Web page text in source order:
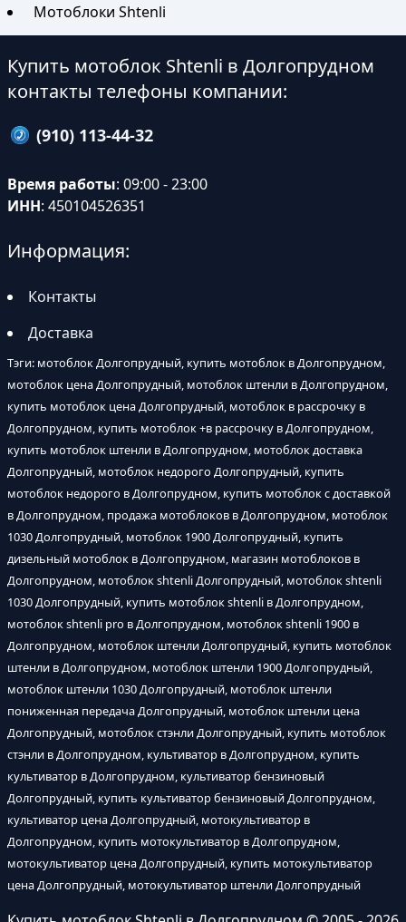
Мотоблоки Shtenli
Купить мотоблок Shtenli в Долгопрудном
контакты телефоны компании:
(910) 113-44-32
Время работы: 09:00 - 23:00
ИНН: 450104526351
Информация:
Контакты
Доставка
Тэги: мотоблок Долгопрудный, купить мотоблок в Долгопрудном,
мотоблок цена Долгопрудный, мотоблок штенли в Долгопрудном,
купить мотоблок цена Долгопрудный, мотоблок в рассрочку в
Долгопрудном, купить мотоблок +в рассрочку в Долгопрудном,
купить мотоблок штенли в Долгопрудном, мотоблок доставка
Долгопрудный, мотоблок недорого Долгопрудный, купить
мотоблок недорого в Долгопрудном, купить мотоблок с доставкой
в Долгопрудном, продажа мотоблоков в Долгопрудном, мотоблок
1030 Долгопрудный, мотоблок 1900 Долгопрудный, купить
дизельный мотоблок в Долгопрудном, магазин мотоблоков в
Долгопрудном, мотоблок shtenli Долгопрудный, мотоблок shtenli
1030 Долгопрудный, купить мотоблок shtenli в Долгопрудном,
мотоблок shtenli pro в Долгопрудном, мотоблок shtenli 1900 в
Долгопрудном, мотоблок штенли Долгопрудный, купить мотоблок
штенли в Долгопрудном, мотоблок штенли 1900 Долгопрудный,
мотоблок штенли 1030 Долгопрудный, мотоблок штенли
пониженная передача Долгопрудный, мотоблок штенли цена
Долгопрудный, мотоблок стэнли Долгопрудный, купить мотоблок
стэнли в Долгопрудном, культиватор в Долгопрудном, купить
культиватор в Долгопрудном, культиватор бензиновый
Долгопрудный, купить культиватор бензиновый Долгопрудном,
культиватор цена Долгопрудный, мотокультиватор в
Долгопрудном, купить мотокультиватор в Долгопрудном,
мотокультиватор цена Долгопрудный, купить мотокультиватор
цена Долгопрудный, мотокультиватор штенли Долгопрудный